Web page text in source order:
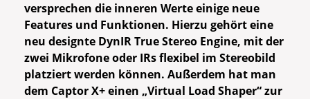
versprechen die inneren Werte einige neue
Features und Funktionen. Hierzu gehört eine
neu designte DynIR True Stereo Engine, mit der
zwei Mikrofone oder IRs flexibel im Stereobild
platziert werden können. Außerdem hat man
dem Captor X+ einen „Virtual Load Shaper“ zur